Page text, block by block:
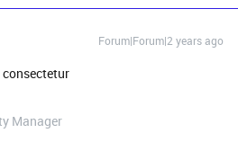
Forum|Forum|2 years ago
Manager